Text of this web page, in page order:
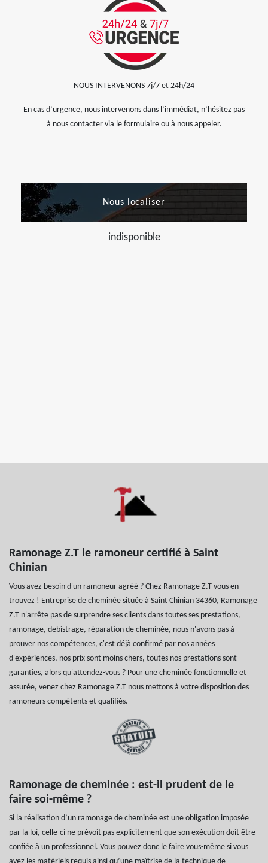
NOUS INTERVENONS 7j/7 et 24h/24
En cas d’urgence, nous intervenons dans l’immédiat, n’hésitez pas
à nous contacter via le formulaire ou à nous appeler.
Nous localiser
indisponible
Ramonage Z.T le ramoneur certifié à Saint
Chinian
Vous avez besoin d'un ramoneur agréé ? Chez Ramonage Z.T vous en
trouvez ! Entreprise de cheminée située à Saint Chinian 34360, Ramonage
Z.T n'arrête pas de surprendre ses clients dans toutes ses prestations,
ramonage, debistrage, réparation de cheminée, nous n'avons pas à
prouver nos compétences, c'est déjà confirmé par nos années
d'expériences, nos prix sont moins chers, toutes nos prestations sont
garanties, alors qu'attendez-vous ? Pour une cheminée fonctionnelle et
assurée, venez chez Ramonage Z.T nous mettons à votre disposition des
ramoneurs compétents et qualifiés.
Ramonage de cheminée : est-il prudent de le
faire soi-même ?
Si la réalisation d’un ramonage de cheminée est une obligation imposée
par la loi, celle-ci ne prévoit pas explicitement que son exécution doit être
confiée à un professionnel. Vous pouvez donc le faire vous-même si vous